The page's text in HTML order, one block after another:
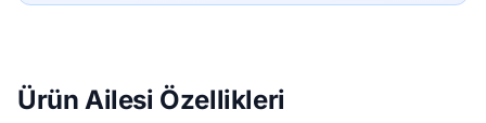
Ürün Ailesi Özellikleri